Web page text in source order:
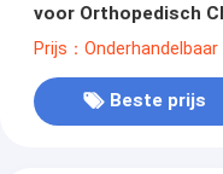
voor Orthopedisch
Prijs：Onderhandelbaar
Beste prijs